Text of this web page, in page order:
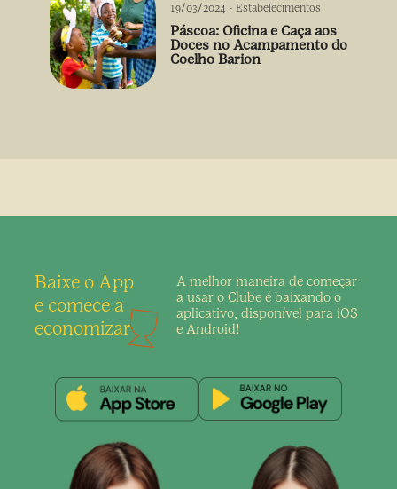
19/03/2024 - Estabelecimentos
Páscoa: Oficina e Caça aos
Doces no Acampamento do
Coelho Barion
Baixe o App
e comece a
economizar
A melhor maneira de começar
a usar o Clube é baixando o
aplicativo, disponível para iOS
e Android!